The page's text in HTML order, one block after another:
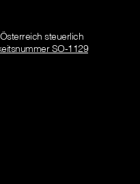
steuerlich
SO-1129